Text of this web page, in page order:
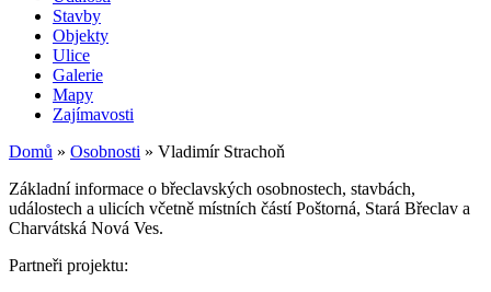
Stavby
Objekty
Ulice
Galerie
Mapy
Zajímavosti
Domů » Osobnosti » Vladimír Strachoň
Základní informace o břeclavských osobnostech, stavbách,
událostech a ulicích včetně místních částí Poštorná, Stará Břeclav a
Charvátská Nová Ves.
Partneři projektu: